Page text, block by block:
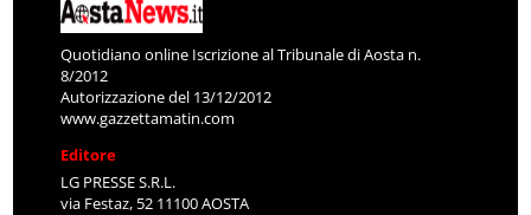
Quotidiano online Iscrizione al Tribunale di Aosta n.
8/2012
Autorizzazione del 13/12/2012
www.gazzettamatin.com
Editore
LG PRESSE S.R.L.
via Festaz, 52 11100 AOSTA